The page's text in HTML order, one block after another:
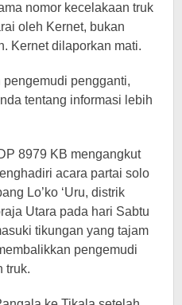
nomor kecelakaan truk
oleh Kernet, bukan
Kernet dilaporkan mati.
pengemudi pengganti,
tentang informasi lebih
8979 KB mengangkut
acara partai solo
Lo’ko ‘Uru, distrik
Utara pada hari Sabtu
tikungan yang tajam
pengemudi
truk.